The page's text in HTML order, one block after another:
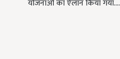
योजनाओं का ऐलान किया गया.…